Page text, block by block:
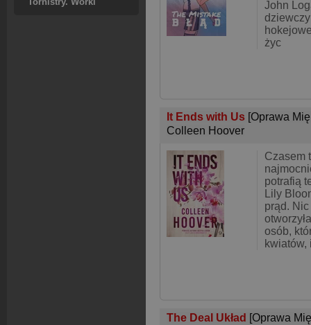
Tornistry. Worki
John
życ
It Ends with Us [Oprawa
Colleen Hoover
Czasem
potrafią
Lily
prąd.
osób,
kwiatów,
The Deal Układ [Oprawa